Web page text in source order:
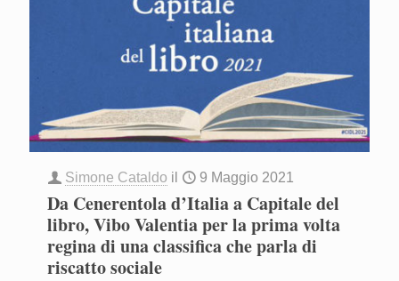
Simone Cataldo il 9 Maggio 2021
Da Cenerentola d’Italia a Capitale del
libro, Vibo Valentia per la prima volta
regina di una classifica che parla di
riscatto sociale